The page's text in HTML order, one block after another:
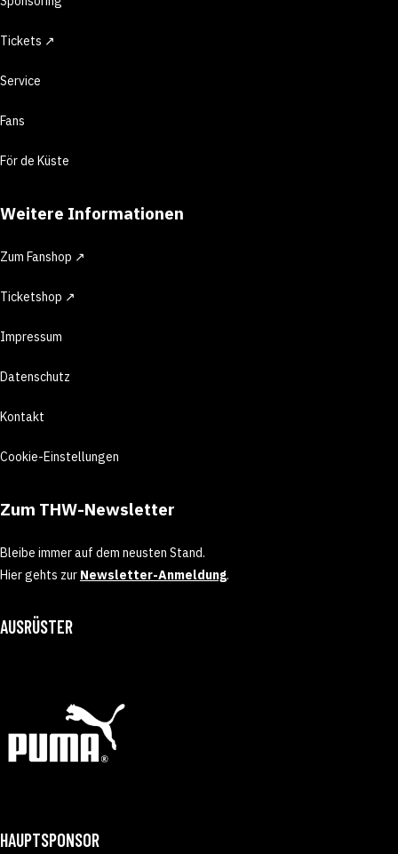
Tickets ↗
Service
Fans
För de Küste
Weitere Informationen
Zum Fanshop ↗
Ticketshop ↗
Impressum
Datenschutz
Kontakt
Cookie-Einstellungen
Zum THW-Newsletter
Bleibe immer auf dem neusten Stand.
Hier gehts zur Newsletter-Anmeldung.
AUSRÜSTER
HAUPTSPONSOR